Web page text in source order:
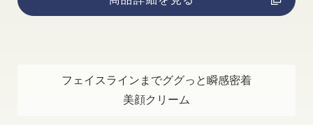
フェイスラインまでググっと瞬感密着
美顔クリーム